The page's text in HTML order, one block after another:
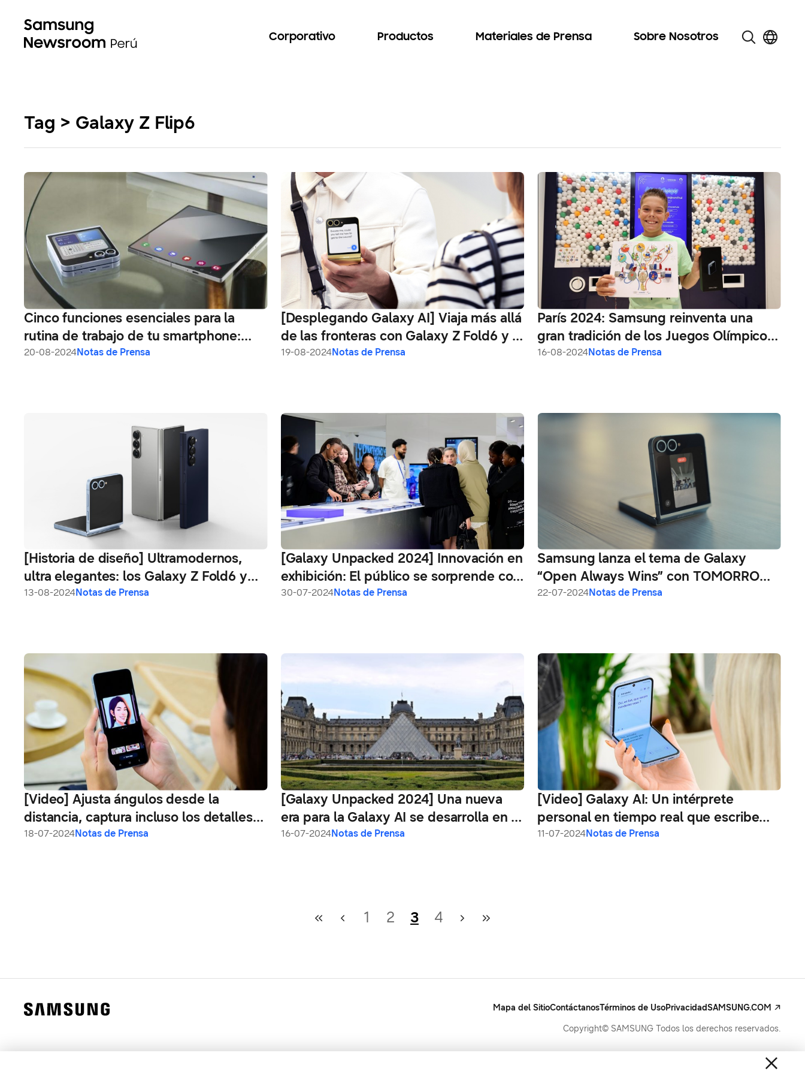
Corporativo Productos Materiales de Prensa Sobre Nosotros
Tag > Galaxy Z Flip6
Cinco funciones esenciales para la
rutina de trabajo de tu smartphone:
conoce los modelos Samsung Galaxy Z
20-08-2024Notas de Prensa
[Desplegando Galaxy AI] Viaja más allá
de las fronteras con Galaxy Z Fold6 y Z
Flip6
19-08-2024Notas de Prensa
París 2024: Samsung reinventa una
gran tradición de los Juegos Olímpicos
con el Desafío Samsung Olympic
16-08-2024Notas de Prensa
[Historia de diseño] Ultramodernos,
ultra elegantes: los Galaxy Z Fold6 y
Galaxy Z Flip6
13-08-2024Notas de Prensa
[Galaxy Unpacked 2024] Innovación en
exhibición: El público se sorprende con
las nuevas funciones de IA de los
30-07-2024Notas de Prensa
Samsung lanza el tema de Galaxy
“Open Always Wins” con TOMORROW
X TOGETHER
22-07-2024Notas de Prensa
[Video] Ajusta ángulos desde la
distancia, captura incluso los detalles
más pequeños: Nuevas formas de
18-07-2024Notas de Prensa
[Galaxy Unpacked 2024] Una nueva
era para la Galaxy AI se desarrolla en el
Louvre de París
16-07-2024Notas de Prensa
[Video] Galaxy AI: Un intérprete
personal en tiempo real que escribe
correos electrónicos y crea mensajes
11-07-2024Notas de Prensa
1 2 3 4
Mapa del SitioContáctanosTérminos de UsoPrivacidadSAMSUNG.COM
Copyright© SAMSUNG Todos los derechos reservados.